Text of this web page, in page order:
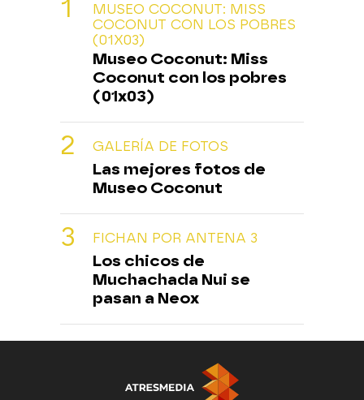
MUSEO COCONUT: MISS
COCONUT CON LOS POBRES
(01X03)
Museo Coconut: Miss
Coconut con los pobres
(01x03)
GALERÍA DE FOTOS
Las mejores fotos de
Museo Coconut
FICHAN POR ANTENA 3
Los chicos de
Muchachada Nui se
pasan a Neox